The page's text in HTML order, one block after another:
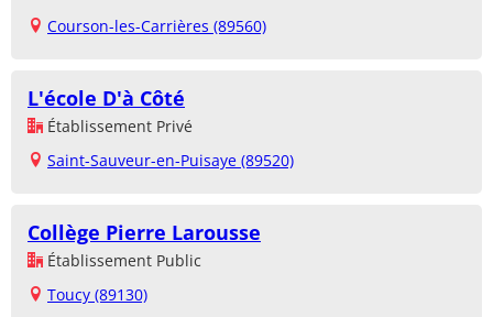
Courson-les-Carrières (89560)
L'école D'à Côté
Établissement Privé
Saint-Sauveur-en-Puisaye (89520)
Collège Pierre Larousse
Établissement Public
Toucy (89130)